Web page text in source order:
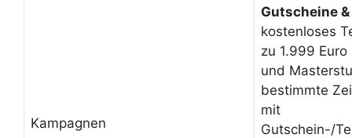
Kampagnen
Gutscheine
kostenloses
zu 1.999
und
bestimmte
mit
Gutschein-/